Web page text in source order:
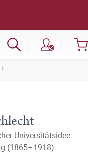
Universitätsidee
(1865–1918)